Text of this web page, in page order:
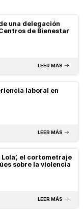
una delegación
de Bienestar
LEER MÁS
laboral en
LEER MÁS
el cortometraje
sobre la violencia
LEER MÁS